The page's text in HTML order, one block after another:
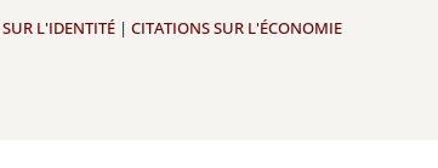
L'IDENTITÉ |CITATIONS SUR L'ÉCONOMIE